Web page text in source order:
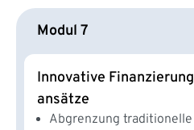
Modul 7
Innovative
ansätze
Abgrenzung